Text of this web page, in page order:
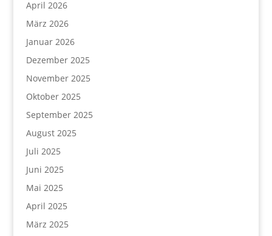
April 2026
März 2026
Januar 2026
Dezember 2025
November 2025
Oktober 2025
September 2025
August 2025
Juli 2025
Juni 2025
Mai 2025
April 2025
März 2025